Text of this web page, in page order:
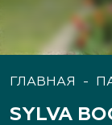
ГЛАВНАЯ -
SYLVA